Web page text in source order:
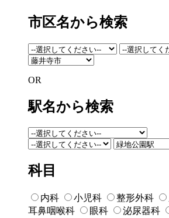
市区名から検索
OR
駅名から検索
科目
内科 小児科 整形外科
耳鼻咽喉科
眼科 泌尿器科